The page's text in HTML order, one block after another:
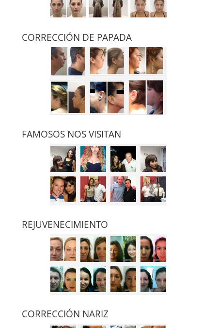
CORRECCIÓN DE PAPADA
FAMOSOS NOS VISITAN
REJUVENECIMIENTO
CORRECCIÓN NARIZ